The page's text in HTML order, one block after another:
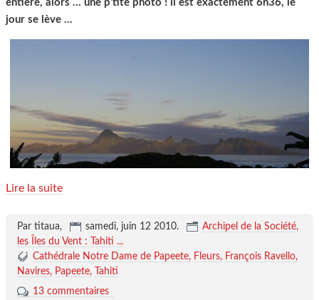
entière, alors ... une p'tite photo ! il est exactement 6h36, le
jour se lève ...
Lire la suite
Par titaua, samedi, juin 12 2010.
Archipel de la Société,
les Îles du Vent : Tahiti ...
Cathédrale Notre Dame de Papeete
Fleurs
François Ravello
Navires
Papeete
Tahiti
13 commentaires